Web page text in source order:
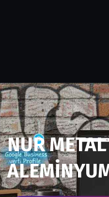
NUR METAL